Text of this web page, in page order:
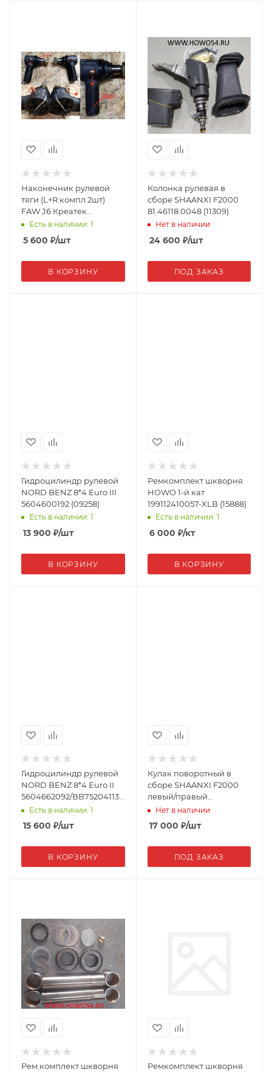
Наконечник рулевой
тяги (L+R компл 2шт)
FAW J6 Креатек
3003055/60-1H CK8492
Есть в наличии: 1
5 600 ₽/шт
В КОРЗИНУ
Колонка рулевая в
сборе SHAANXI F2000
81.46118.0048 (11309)
Нет в наличии
24 600 ₽/шт
ПОД ЗАКАЗ
Гидроцилиндр рулевой
NORD BENZ 8*4 Euro III
5604600192 (09258)
Есть в наличии: 1
13 900 ₽/шт
В КОРЗИНУ
Ремкомплект шкворня
HOWO 1-й кат
199112410057-XLB (15888)
Есть в наличии: 1
6 000 ₽/кт
В КОРЗИНУ
Гидроцилиндр рулевой
NORD BENZ 8*4 Euro II
5604662092/BB752041139-
018 (00507)
Есть в наличии: 1
15 600 ₽/шт
В КОРЗИНУ
Кулак поворотный в
сборе SHAANXI F2000
левый/правый
81.44201.0143 (01291)
Нет в наличии
17 000 ₽/шт
ПОД ЗАКАЗ
Рем.комплект шкворня
Ремкомплект шкворня